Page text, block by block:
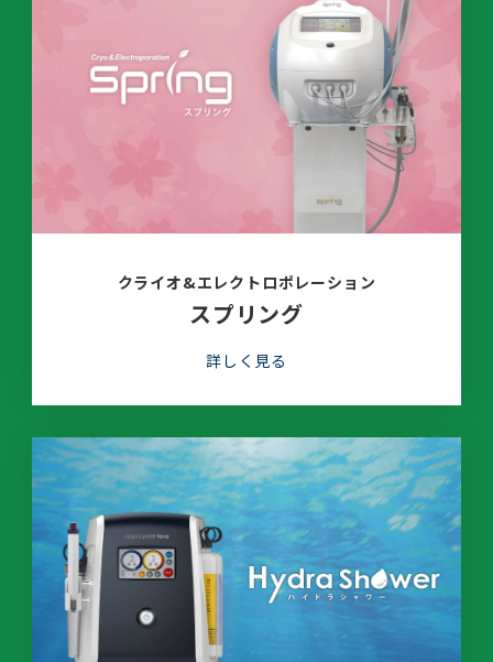
クライオ&エレクトロポレーション
スプリング
詳しく見る